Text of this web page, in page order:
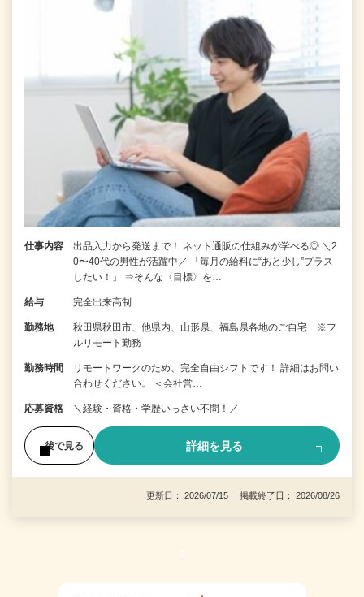
仕事内容
出品入力から発送まで！ ネット通販の仕組みが学べる◎ ＼2
0〜40代の男性が活躍中／ 「毎月の給料に“あと少し”プラス
したい！」 ⇒そんな〈目標〉を…
給与 完全出来高制
勤務地
秋田県秋田市、他県内、山形県、福島県各地のご自宅 ※フ
ルリモート勤務
勤務時間
リモートワークのため、完全自由シフトです！ 詳細はお問い
合わせください。 ＜会社営…
応募資格 ＼経験・資格・学歴いっさい不問！／
後で見る 詳細を見る
更新日： 2026/07/15 掲載終了日： 2026/08/26
1